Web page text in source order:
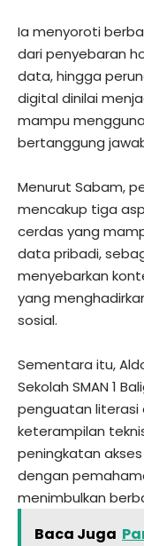
Ia menyoroti
dari penyebaran
data, hingga
digital dinilai
mampu
bertanggung
Menurut Sabam,
mencakup tiga
cerdas yang
data pribadi,
menyebarkan
yang
sosial.
Sementara itu,
Sekolah SMAN 1
penguatan literasi
keterampilan
peningkatan
dengan
menimbulkan
Baca Juga